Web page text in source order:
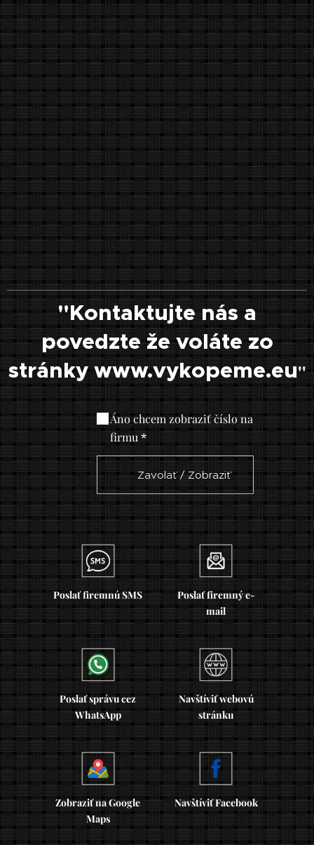
"Kontaktujte nás a
povedzte že voláte zo
stránky www.vykopeme.eu"
Áno chcem zobraziť číslo na
firmu
☎ Zavolať / Zobraziť
Poslať firemnú SMS
Poslať firemný e-
mail
Poslať správu cez
WhatsApp
Navštíviť webovú
stránku
Zobraziť na Google
Maps
Navštíviť Facebook